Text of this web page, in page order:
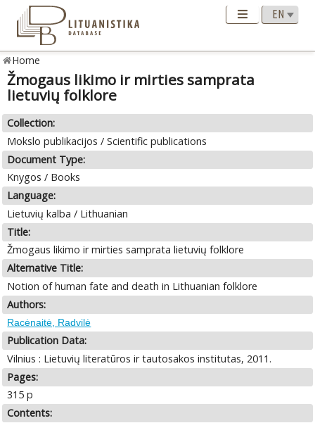
Home
Žmogaus likimo ir mirties samprata
lietuvių folklore
Collection:
Mokslo publikacijos / Scientific publications
Document Type:
Knygos / Books
Language:
Lietuvių kalba / Lithuanian
Title:
Žmogaus likimo ir mirties samprata lietuvių folklore
Alternative Title:
Notion of human fate and death in Lithuanian folklore
Authors:
Racėnaitė, Radvilė
Publication Data:
Vilnius : Lietuvių literatūros ir tautosakos institutas, 2011.
Pages:
315 p
Contents: